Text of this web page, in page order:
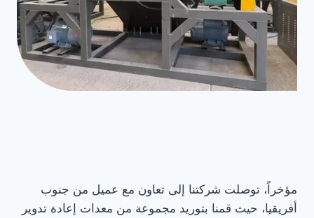
مؤخراً، توصلت شركتنا إلى تعاون مع عميل من جنوب
أفريقيا، حيث قمنا بتوريد مجموعة من معدات إعادة تدوير